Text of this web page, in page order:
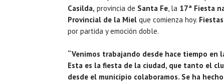
Casilda, provincia de Santa Fe, la 17ª Fiesta
Provincial de la Miel que comienza hoy.
por partida y emoción doble.
“Venimos trabajando desde hace tiempo en
Esta es la fiesta de la ciudad, que tanto el
desde el municipio colaboramos. Se ha